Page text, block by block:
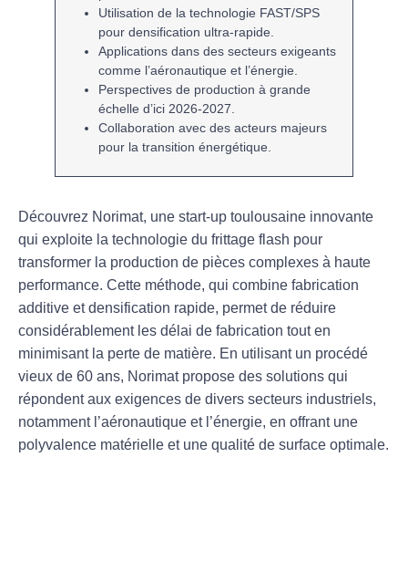
Utilisation de la technologie FAST/SPS
pour densification ultra-rapide.
Applications dans des secteurs exigeants
comme l’aéronautique et l’énergie
Perspectives de production à grande
échelle d’ici 2026-2027
Collaboration avec des acteurs majeurs
pour latransition énergétique
Découvrez Norimat, une start-up toulousaine innovante
qui exploite la technologie du frittage flash pour
transformer la production de pièces complexes à haute
performance. Cette méthode, qui combine fabrication
additive et densification rapide, permet de réduire
considérablement les délai de fabrication tout en
minimisant la perte de matière. En utilisant un procédé
vieux de 60 ans, Norimat propose des solutions qui
répondent aux exigences de divers secteurs industriels,
notamment l’aéronautique et l’énergie, en offrant une
polyvalence matérielle et une qualité de surface optimale.